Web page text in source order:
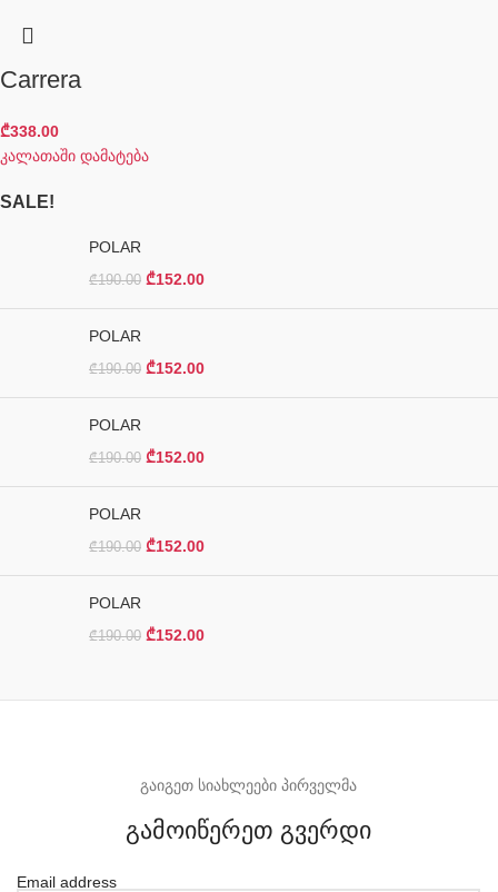
Сarrera
₾338.00
კალათაში დამატება
SALE!
POLAR
₾190.00 ₾152.00
POLAR
₾190.00 ₾152.00
POLAR
₾190.00 ₾152.00
POLAR
₾190.00 ₾152.00
POLAR
₾190.00 ₾152.00
გაიგეთ სიახლეები პირველმა
გამოიწერეთ გვერდი
Email address